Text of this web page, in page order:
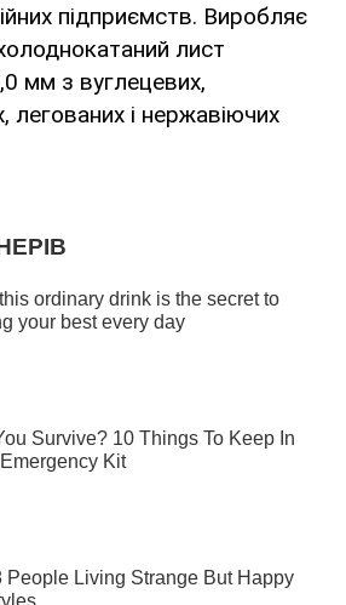
підприємств. Виробляє
лист
мм з вуглецевих,
легованих і нержавіючих